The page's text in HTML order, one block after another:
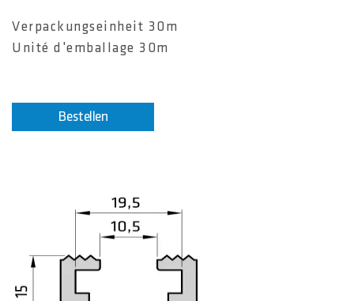
Verpackungseinheit 30m
Unité d'emballage 30m
Bestellen